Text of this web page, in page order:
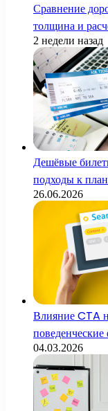
Сравнение
толщина и
2 недели назад
Дешёвые
подходы к
26.06.2026
Влияние CTA
04.03.2026